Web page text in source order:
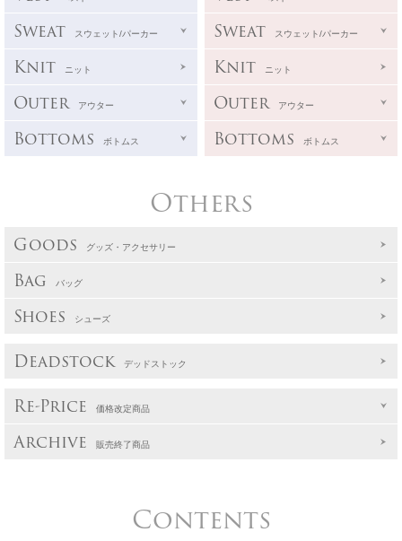
Sweat スウェット/パーカー
Knit ニット
Outer アウター
Bottoms ボトムス
Sweat スウェット/パーカー
Knit ニット
Outer アウター
Bottoms ボトムス
Others
Goods グッズ・アクセサリー
Bag バッグ
Shoes シューズ
Deadstock デッドストック
Re-Price 価格改定商品
Archive 販売終了商品
Contents